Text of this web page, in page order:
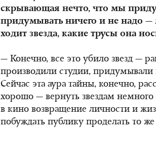
скрывающая нечто, что мы
придумывать ничего и не надо
ходит звезда, какие трусы она
— Конечно, все это убило звезд —
производили студии,
Сейчас эта аура тайны, конечно,
хорошо — вернуть звездам немного
в кино возвращение личности и
побуждать публику проделать то